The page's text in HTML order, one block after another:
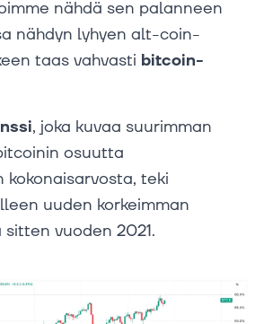
nähdä sen palanneen
nähdyn lyhyen alt-coin-
taas vahvasti bitcoin-
, joka kuvaa suurimman
osuutta
kokonaisarvosta, teki
uuden korkeimman
vuoden 2021.